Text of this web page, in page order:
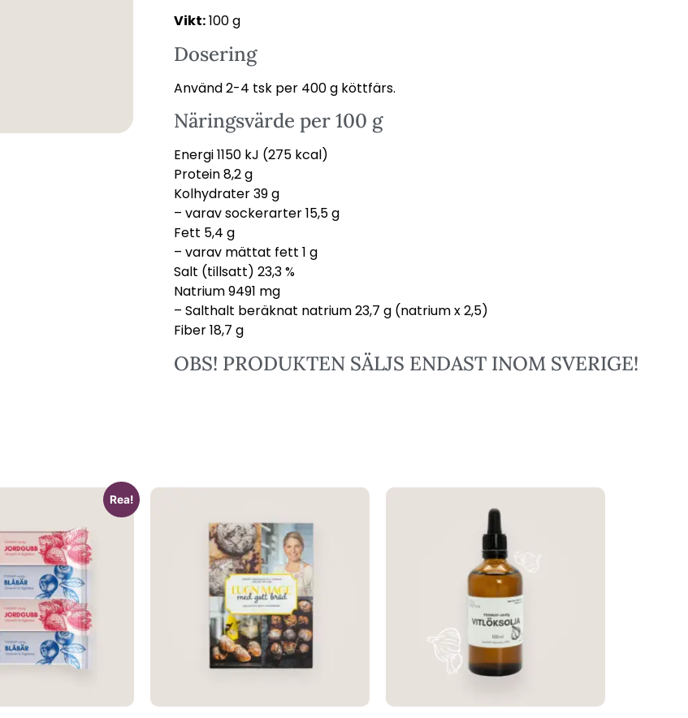
Vikt:100 g
Dosering
Använd 2-4 tsk per 400 g köttfärs.
Näringsvärde per 100 g
Energi 1150 kJ (275 kcal)
Protein 8,2 g
Kolhydrater 39 g
– varav sockerarter 15,5 g
Fett 5,4 g
– varav mättat fett 1 g
Salt (tillsatt) 23,3 %
Natrium 9491 mg
– Salthalt beräknat natrium 23,7 g (natrium x 2,5)
Fiber 18,7 g
OBS! PRODUKTEN SÄLJS ENDAST INOM SVERIGE!
Rea!